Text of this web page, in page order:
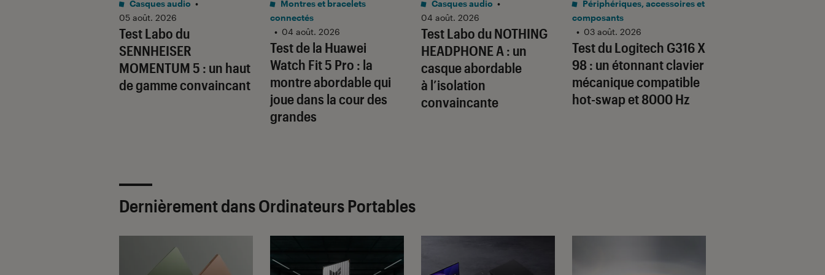
Test Labo du
SENNHEISER
MOMENTUM 5 : un haut
de gamme convaincant
Casques audio •
05 août. 2026
Test de la Huawei
Watch Fit 5 Pro : la
montre abordable qui
joue dans la cour des
grandes
Montres et bracelets
connectés
• 04 août. 2026
Test Labo du NOTHING
HEADPHONE A : un
casque abordable
à l’isolation
convaincante
Casques audio •
04 août. 2026
Test du Logitech G316 X
98 : un étonnant clavier
mécanique compatible
hot-swap et 8000 Hz
Périphériques, accessoires et
composants
• 03 août. 2026
Dernièrement dans Ordinateurs Portables